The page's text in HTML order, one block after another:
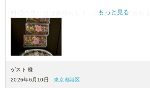
料理の見た目は素晴らしく、大変満足しておりま
機会がございましたら、ぜひご利用させていた
もっと見る
ゲスト 様
2026年6月10日
東京都港区